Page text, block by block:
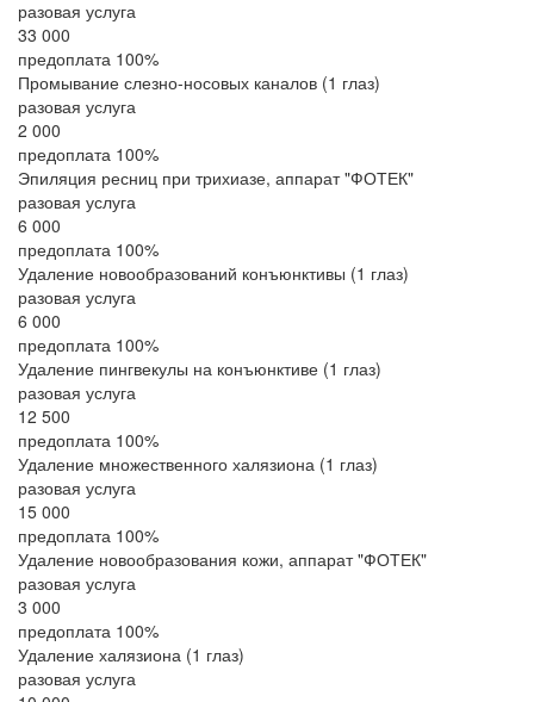
разовая услуга
33 000
предоплата 100%
Промывание слезно-носовых каналов (1 глаз)
разовая услуга
2 000
предоплата 100%
Эпиляция ресниц при трихиазе, аппарат "ФОТЕК"
разовая услуга
6 000
предоплата 100%
Удаление новообразований конъюнктивы (1 глаз)
разовая услуга
6 000
предоплата 100%
Удаление пингвекулы на конъюнктиве (1 глаз)
разовая услуга
12 500
предоплата 100%
Удаление множественного халязиона (1 глаз)
разовая услуга
15 000
предоплата 100%
Удаление новообразования кожи, аппарат "ФОТЕК"
разовая услуга
3 000
предоплата 100%
Удаление халязиона (1 глаз)
разовая услуга